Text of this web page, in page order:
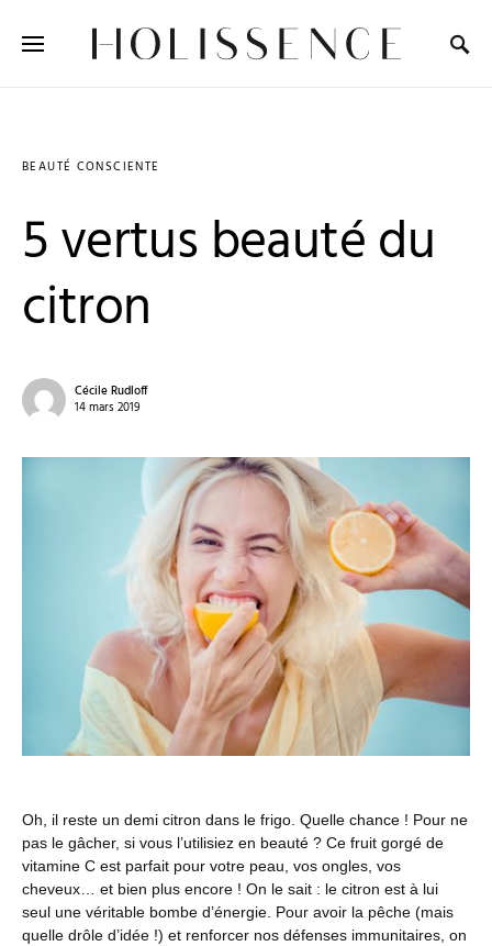
BEAUTÉ CONSCIENTE
5 vertus beauté du
citron
Cécile Rudloff
14 mars 2019
Oh, il reste un demi citron dans le frigo. Quelle chance ! Pour ne
pas le gâcher, si vous l’utilisiez en beauté ? Ce fruit gorgé de
vitamine C est parfait pour votre peau, vos ongles, vos
cheveux… et bien plus encore ! On le sait : le citron est à lui
seul une véritable bombe d’énergie. Pour avoir la pêche (mais
quelle drôle d’idée !) et renforcer nos défenses immunitaires, on